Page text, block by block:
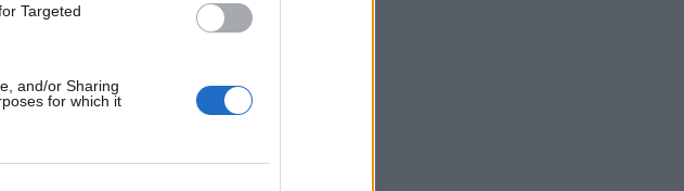
Targeted
and/or Sharing
for which it